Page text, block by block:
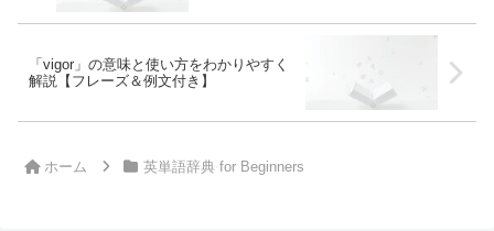
「vigor」の意味と使い方をわかりやすく
解説【フレーズ＆例文付き】
ホーム 英単語辞典 for Beginners